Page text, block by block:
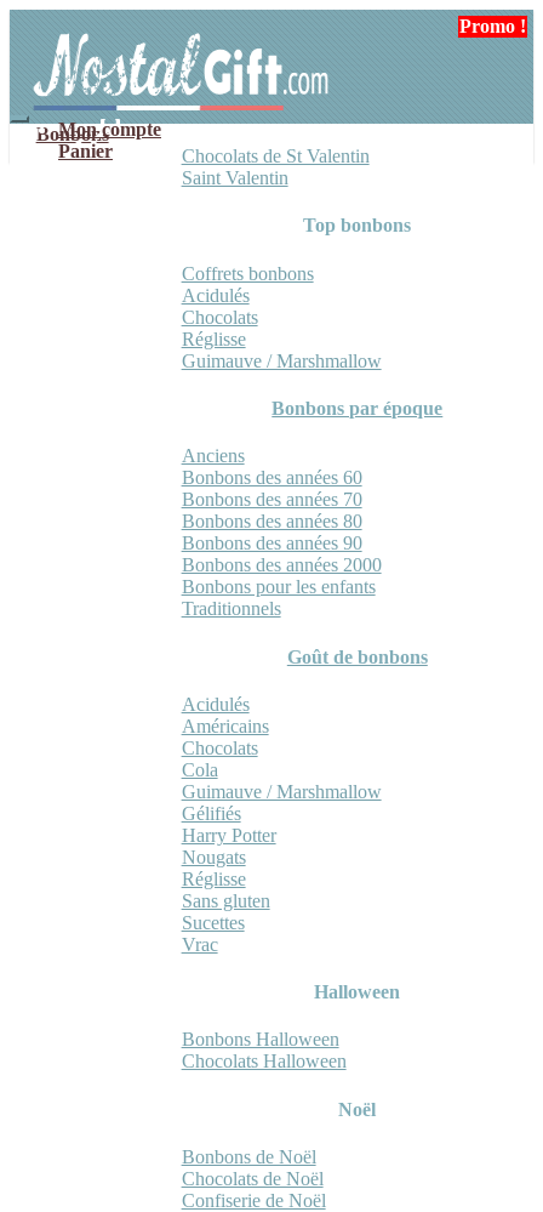
navigation
contenu
Mon compte
Panier
Bonbons
Chocolats de St Valentin
Saint Valentin
Top bonbons
Coffrets bonbons
Acidulés
Chocolats
Réglisse
Guimauve / Marshmallow
Bonbons par époque
Anciens
Bonbons des années 60
Bonbons des années 70
Bonbons des années 80
Bonbons des années 90
Bonbons des années 2000
Bonbons pour les enfants
Traditionnels
Goût de bonbons
Acidulés
Américains
Chocolats
Cola
Guimauve / Marshmallow
Gélifiés
Harry Potter
Nougats
Réglisse
Sans gluten
Sucettes
Vrac
Halloween
Bonbons Halloween
Chocolats Halloween
Noël
Bonbons de Noël
Chocolats de Noël
Confiserie de Noël
Promo !
Promo !